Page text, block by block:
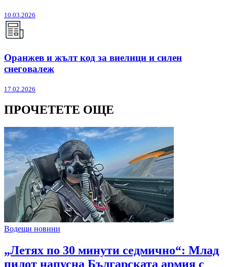
10.03.2026
Оранжев и жълт код за виелици и силен
снеговалеж
17.02.2026
ПРОЧЕТЕТЕ ОЩЕ
Водещи новини
„Летях по 30 минути седмично“: Млад
пилот напусна Българската армия с